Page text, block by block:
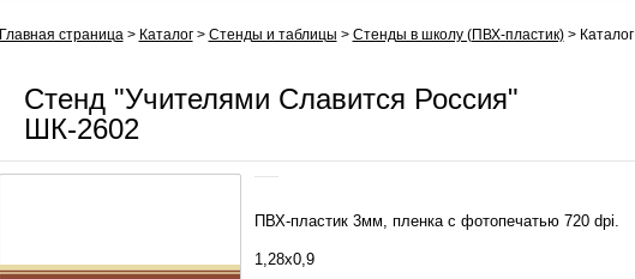
Главная страница> Каталог> Стенды и таблицы > Стенды в школу (ПВХ-пластик)> Каталог
Стенд "Учителями Славится Россия"
ШК-2602
ПВХ-пластик 3мм, пленка с фотопечатью 720 dpi.
1,28х0,9